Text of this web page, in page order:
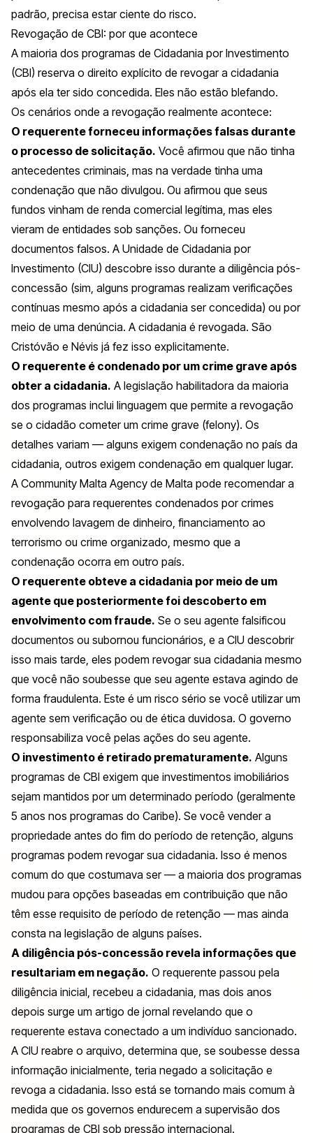
padrão, precisa estar ciente do risco.
Revogação de CBI: por que acontece
A maioria dos programas de Cidadania por Investimento
(CBI) reserva o direito explícito de revogar a cidadania
após ela ter sido concedida. Eles não estão blefando.
Os cenários onde a revogação realmente acontece:
O requerente forneceu informações falsas durante
o processo de solicitação. Você afirmou que não tinha
antecedentes criminais, mas na verdade tinha uma
condenação que não divulgou. Ou afirmou que seus
fundos vinham de renda comercial legítima, mas eles
vieram de entidades sob sanções. Ou forneceu
documentos falsos. A Unidade de Cidadania por
Investimento (CIU) descobre isso durante a diligência pós-
concessão (sim, alguns programas realizam verificações
contínuas mesmo após a cidadania ser concedida) ou por
meio de uma denúncia. A cidadania é revogada. São
Cristóvão e Névis já fez isso explicitamente.
O requerente é condenado por um crime grave após
obter a cidadania. A legislação habilitadora da maioria
dos programas inclui linguagem que permite a revogação
se o cidadão cometer um crime grave (felony). Os
detalhes variam — alguns exigem condenação no país da
cidadania, outros exigem condenação em qualquer lugar.
A Community Malta Agency de Malta pode recomendar a
revogação para requerentes condenados por crimes
envolvendo lavagem de dinheiro, financiamento ao
terrorismo ou crime organizado, mesmo que a
condenação ocorra em outro país.
O requerente obteve a cidadania por meio de um
agente que posteriormente foi descoberto em
envolvimento com fraude. Se o seu agente falsificou
documentos ou subornou funcionários, e a CIU descobrir
isso mais tarde, eles podem revogar sua cidadania mesmo
que você não soubesse que seu agente estava agindo de
forma fraudulenta. Este é um risco sério se você utilizar um
agente sem verificação ou de ética duvidosa. O governo
responsabiliza você pelas ações do seu agente.
O investimento é retirado prematuramente. Alguns
programas de CBI exigem que investimentos imobiliários
sejam mantidos por um determinado período (geralmente
5 anos nos programas do Caribe). Se você vender a
propriedade antes do fim do período de retenção, alguns
programas podem revogar sua cidadania. Isso é menos
comum do que costumava ser — a maioria dos programas
mudou para opções baseadas em contribuição que não
têm esse requisito de período de retenção — mas ainda
consta na legislação de alguns países.
A diligência pós-concessão revela informações que
resultariam em negação. O requerente passou pela
diligência inicial, recebeu a cidadania, mas dois anos
depois surge um artigo de jornal revelando que o
requerente estava conectado a um indivíduo sancionado.
A CIU reabre o arquivo, determina que, se soubesse dessa
informação inicialmente, teria negado a solicitação e
revoga a cidadania. Isso está se tornando mais comum à
medida que os governos endurecem a supervisão dos
programas de CBI sob pressão internacional.